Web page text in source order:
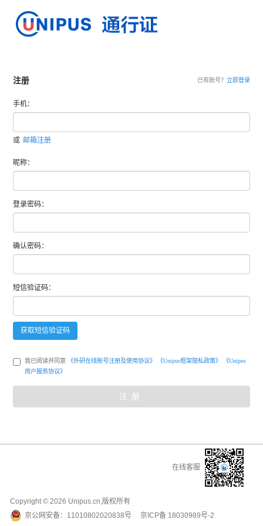
注册 已有账号？ 立即登录
手机：
或 邮箱注册
昵称：
登录密码：
确认密码：
短信验证码：
获取短信验证码
我已阅读并同意 《外研在线账号注册及使用协议》 《Unipus框架隐私政策》
《Unipus
用户服务协议》
注册
在线客服
Copyright ©2026 Unipus.cn,版权所有
京公网安备： 11010802020838号 京ICP备 18030989号-2